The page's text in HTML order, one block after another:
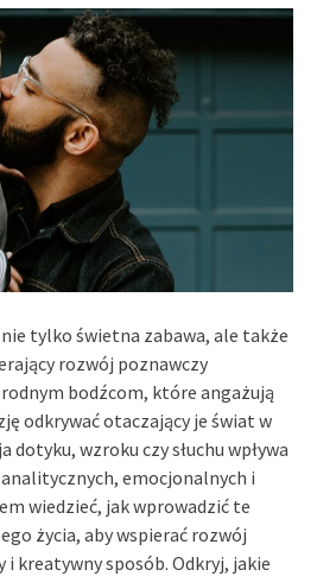
tylko świetna zabawa, ale także
rozwój poznawczy
bodźcom, które angażują
odkrywać otaczający je świat w
dotyku, wzroku czy słuchu wpływa
emocjonalnych i
wiedzieć, jak wprowadzić te
życia, aby wspierać rozwój
i kreatywny sposób. Odkryj, jakie